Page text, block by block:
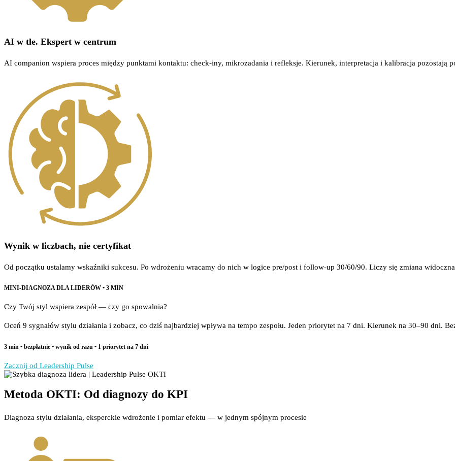
AI w tle. Ekspert w centrum
AI companion wspiera proces między punktami kontaktu: check-iny, mikrozadania i refleksje. Kierunek, interpretacja i kalibracja pozostają
Wynik w liczbach, nie certyfikat
Od początku ustalamy wskaźniki sukcesu. Po wdrożeniu wracamy do nich w logice pre/post i follow-up 30/60/90. Liczy się zmiana widoczna
MINI-DIAGNOZA DLA LIDERÓW • 3 MIN
Czy Twój styl wspiera zespół — czy go spowalnia?
Oceń 9 sygnałów stylu działania i zobacz, co dziś najbardziej wpływa na tempo zespołu. Jeden priorytet na 7 dni. Kierunek na 30–90 dni.
3 min • bezpłatnie • wynik od razu • 1 priorytet na 7 dni
Zacznij od Leadership Pulse
Metoda OKTI: Od diagnozy do KPI
Diagnoza stylu działania, eksperckie wdrożenie i pomiar efektu — w jednym spójnym procesie